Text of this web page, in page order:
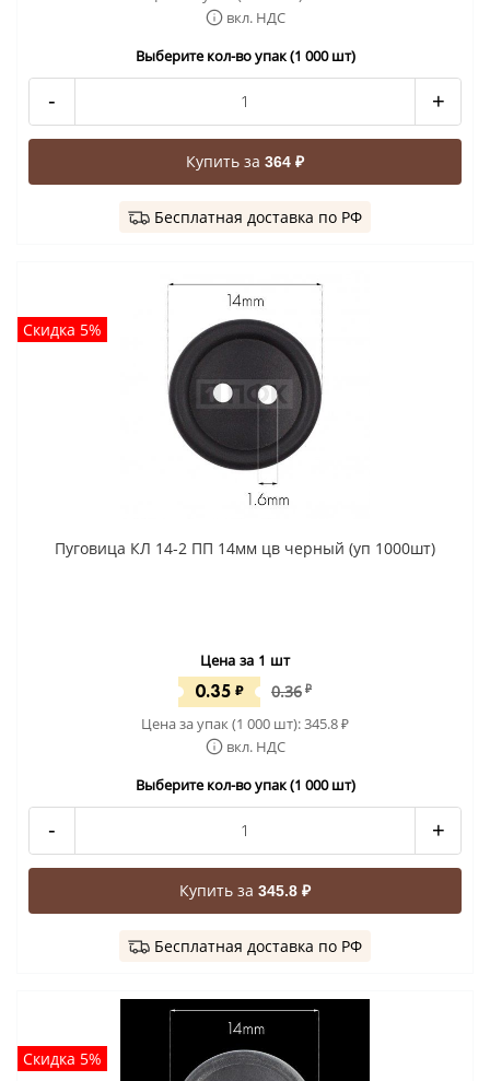
вкл. НДС
Выберите кол-во упак (1 000 шт)
- +
Купить за 364 ₽
Бесплатная доставка по РФ
Скидка 5%
Пуговица КЛ 14-2 ПП 14мм цв черный (уп 1000шт)
Цена за 1 шт
0.35 ₽ 0.36 ₽
Цена за упак (1 000 шт):345.8₽
вкл. НДС
Выберите кол-во упак (1 000 шт)
- +
Купить за 345.8 ₽
Бесплатная доставка по РФ
Скидка 5%